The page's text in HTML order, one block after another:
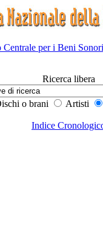
Centrale per i Beni
Ricerca libera
o brani Artisti
Indice